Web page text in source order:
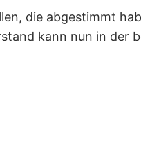
die abgestimmt
kann nun in der